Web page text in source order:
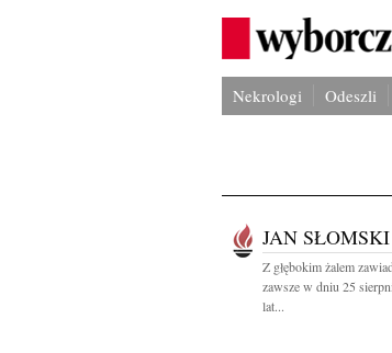
Nekrologi Odeszli
JAN SŁOMSKI
Z głębokim żalem
zawsze w dniu 25
lat...